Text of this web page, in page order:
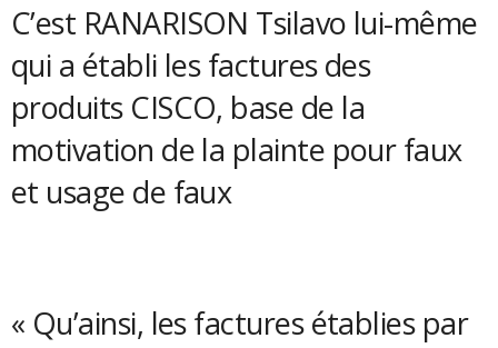
C’est RANARISON Tsilavo lui-même
qui a établi les factures des
produits CISCO, base de la
motivation de la plainte pour faux
et usage de faux
« Qu’ainsi, les factures établies par